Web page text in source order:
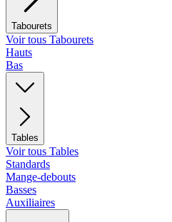
Tabourets
Voir tous Tabourets
Hauts
Bas
Tables
Voir tous Tables
Standards
Mange-debouts
Basses
Auxiliaires